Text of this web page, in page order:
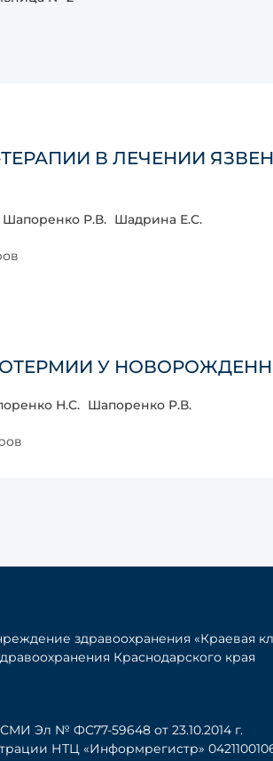
В ЛЕЧЕНИИ
Шапоренко Р.В. Шадрина Е.С.
У
Н.С. Шапоренко Р.В.
здравоохранения «Краевая
Краснодарского края
Эл № ФС77-59648 от 23.10.2014 г.
НТЦ «Информрегистр»